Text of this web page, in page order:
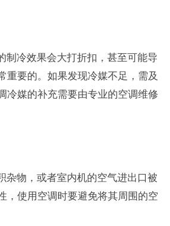
制冷效果会大打折扣，甚至可能导
重要的。如果发现冷媒不足，需及
冷媒的补充需要由专业的空调维修
杂物，或者室内机的空气进出口被
，使用空调时要避免将其周围的空